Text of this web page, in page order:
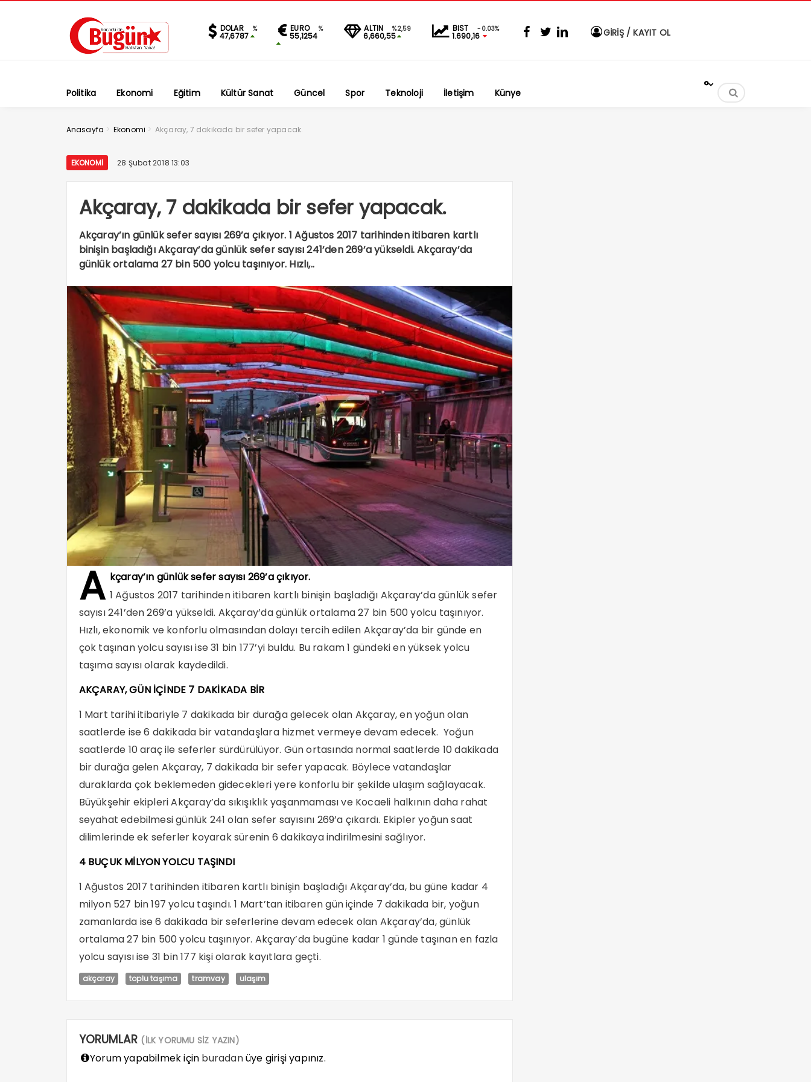
DOLAR %
47,6787
EURO %
55,1254
ALTIN %2,59
6,660,55
BIST -0.03%
1.690,16 GİRİŞ / KAYIT OL
Politika Ekonomi Eğitim Kültür Sanat Güncel Spor Teknoloji İletişim Künye
°
Anasayfa > Ekonomi > Akçaray, 7 dakikada bir sefer yapacak.
EKONOMI 28 Şubat 2018 13:03
Akçaray, 7 dakikada bir sefer yapacak.
Akçaray’ın günlük sefer sayısı 269’a çıkıyor. 1 Ağustos 2017 tarihinden itibaren kartlı
binişin başladığı Akçaray’da günlük sefer sayısı 241’den 269’a yükseldi. Akçaray’da
günlük ortalama 27 bin 500 yolcu taşınıyor. Hızlı,..
A kçaray’ın günlük sefer sayısı 269’a çıkıyor.
1 Ağustos 2017 tarihinden itibaren kartlı binişin başladığı Akçaray’da günlük sefer
sayısı 241’den 269’a yükseldi. Akçaray’da günlük ortalama 27 bin 500 yolcu taşınıyor.
Hızlı, ekonomik ve konforlu olmasından dolayı tercih edilen Akçaray’da bir günde en
çok taşınan yolcu sayısı ise 31 bin 177’yi buldu. Bu rakam 1 gündeki en yüksek yolcu
taşıma sayısı olarak kaydedildi.
AKÇARAY, GÜN İÇİNDE 7 DAKİKADA BİR
1 Mart tarihi itibariyle 7 dakikada bir durağa gelecek olan Akçaray, en yoğun olan
saatlerde ise 6 dakikada bir vatandaşlara hizmet vermeye devam edecek. Yoğun
saatlerde 10 araç ile seferler sürdürülüyor. Gün ortasında normal saatlerde 10 dakikada
bir durağa gelen Akçaray, 7 dakikada bir sefer yapacak. Böylece vatandaşlar
duraklarda çok beklemeden gidecekleri yere konforlu bir şekilde ulaşım sağlayacak.
Büyükşehir ekipleri Akçaray’da sıkışıklık yaşanmaması ve Kocaeli halkının daha rahat
seyahat edebilmesi günlük 241 olan sefer sayısını 269’a çıkardı. Ekipler yoğun saat
dilimlerinde ek seferler koyarak sürenin 6 dakikaya indirilmesini sağlıyor.
4 BUÇUK MİLYON YOLCU TAŞINDI
1 Ağustos 2017 tarihinden itibaren kartlı binişin başladığı Akçaray’da, bu güne kadar 4
milyon 527 bin 197 yolcu taşındı. 1 Mart’tan itibaren gün içinde 7 dakikada bir, yoğun
zamanlarda ise 6 dakikada bir seferlerine devam edecek olan Akçaray’da, günlük
ortalama 27 bin 500 yolcu taşınıyor. Akçaray’da bugüne kadar 1 günde taşınan en fazla
yolcu sayısı ise 31 bin 177 kişi olarak kayıtlara geçti.
akçaray toplu taşıma tramvay ulaşım
YORUMLAR (İLK YORUMU SİZ YAZIN)
Yorum yapabilmek için buradanüye girişi yapınız.